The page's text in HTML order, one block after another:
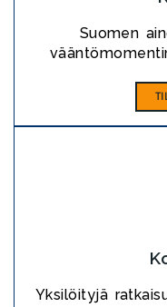
Suomen
Yksilöityjä